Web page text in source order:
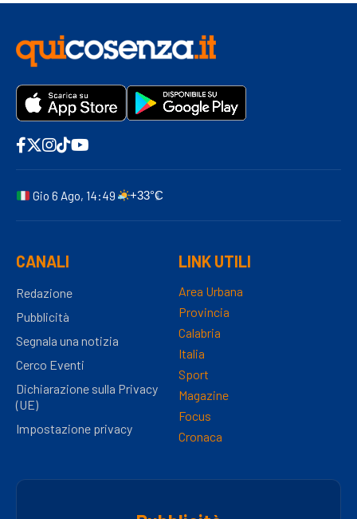
Gio 6 Ago, 14:49 +33°C
CANALI
Redazione
Pubblicità
Segnala una notizia
Cerco Eventi
Dichiarazione sulla Privacy
(UE)
Impostazione privacy
LINK UTILI
Area Urbana
Provincia
Calabria
Italia
Sport
Magazine
Focus
Cronaca